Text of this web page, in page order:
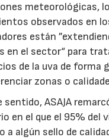
meteorológicas,
observados en
están
en el sector“ para
de la uva de forma
zonas o
sentido, ASAJA
en el que el 95% del
a algún sello de